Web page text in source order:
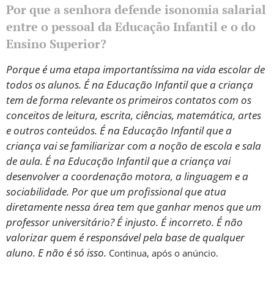
Por que a senhora defende isonomia salarial
entre o pessoal da Educação Infantil e o do
Ensino Superior?
Porque é uma etapa importantíssima na vida escolar de
todos os alunos. É na Educação Infantil que a criança
tem de forma relevante os primeiros contatos com os
conceitos de leitura, escrita, ciências, matemática, artes
e outros conteúdos. É na Educação Infantil que a
criança vai se familiarizar com a noção de escola e sala
de aula. É na Educação Infantil que a criança vai
desenvolver a coordenação motora, a linguagem e a
sociabilidade. Por que um profissional que atua
diretamente nessa área tem que ganhar menos que um
professor universitário? É injusto. É incorreto. É não
valorizar quem é responsável pela base de qualquer
aluno. E não é só isso. Continua, após o anúncio.